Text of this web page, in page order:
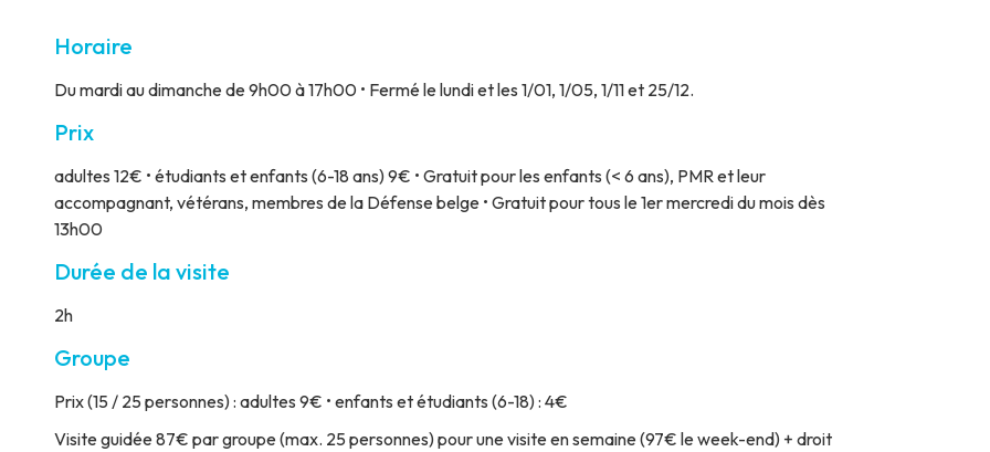
Horaire
Du mardi au dimanche de 9h00 à 17h00 • Fermé le lundi et les 1/01, 1/05, 1/11 et 25/12.
Prix
adultes 12€ • étudiants et enfants (6-18 ans) 9€ • Gratuit pour les enfants (< 6 ans), PMR et leur
accompagnant, vétérans, membres de la Défense belge • Gratuit pour tous le 1er mercredi du mois dès
13h00
Durée de la visite
2h
Groupe
Prix(15 / 25 personnes) : adultes 9€ • enfants et étudiants (6-18) : 4€
Visite guidée87€ par groupe (max. 25 personnes) pour une visite en semaine (97€ le week-end) + droit